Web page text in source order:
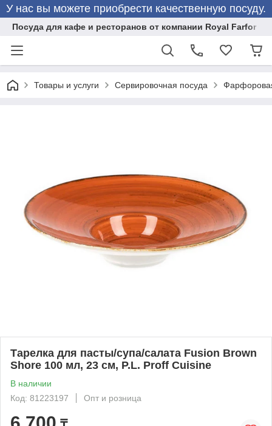
У нас вы можете приобрести качественную посуду.
Посуда для кафе и ресторанов от компании Royal Farfor
Товары и услуги Сервировочная посуда
Тарелка для пасты/супа/салата Fusion Brown
Shore 100 мл, 23 см, P.L. Proff Cuisine
В наличии
Код: 81223197
Опт и розница